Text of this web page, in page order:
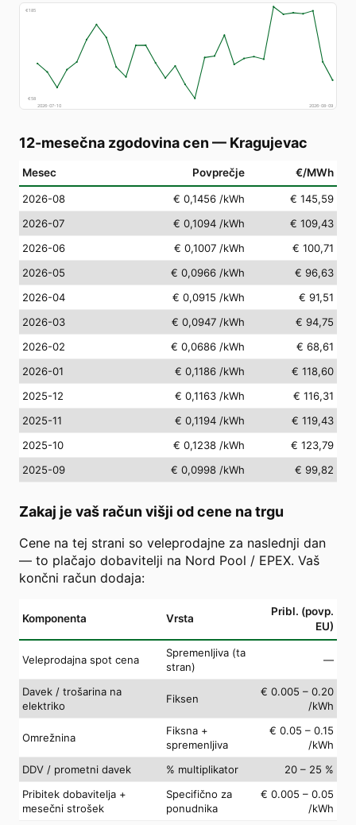
€185
€58
2026-07-10
2026-08-09
12-mesečna zgodovina cen — Kragujevac
Mesec Povprečje €/MWh
2026-08 € 0,1456 /kWh
€ 145,59
2026-07
€ 0,1094 /kWh
€ 109,43
2026-06
€ 0,1007 /kWh
€ 100,71
2026-05
€ 0,0966 /kWh
€ 96,63
2026-04
€ 0,0915 /kWh
€ 91,51
2026-03
€ 0,0947 /kWh
€ 94,75
2026-02
€ 0,0686 /kWh
€ 68,61
2026-01
€ 0,1186 /kWh
€ 118,60
2025-12
€ 0,1163 /kWh
€ 116,31
2025-11
€ 0,1194 /kWh
€ 119,43
2025-10
€ 0,1238 /kWh
€ 123,79
2025-09
€ 0,0998 /kWh € 99,82
Zakaj je vaš račun višji od cene na trgu
Cene na tej strani so veleprodajne za naslednji dan
— to plačajo dobavitelji na Nord Pool / EPEX. Vaš
končni račun dodaja:
Komponenta Vrsta
Pribl. (povp.
EU)
Veleprodajna spot cena
Spremenljiva (ta
stran)
—
Davek / trošarina na
elektriko
Fiksen
€ 0.005 – 0.20
/kWh
Omrežnina
Fiksna +
spremenljiva
€ 0.05 – 0.15
/kWh
DDV / prometni davek
% multiplikator
20 – 25 %
Pribitek dobavitelja +
mesečni strošek
Specifično za
ponudnika
€ 0.005 – 0.05
/kWh